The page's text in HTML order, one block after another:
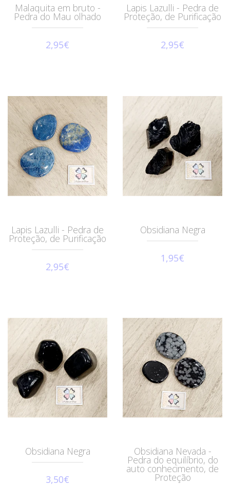
Malaquita em bruto -
Pedra do Mau olhado
2,95€
Lapis Lazulli - Pedra de
Proteção, de Purificação
2,95€
Lapis Lazulli - Pedra de
Proteção, de Purificação
2,95€
Obsidiana Negra
1,95€
Obsidiana Negra
3,50€
Obsidiana Nevada -
Pedra do equilíbrio, do
auto conhecimento, de
Proteção